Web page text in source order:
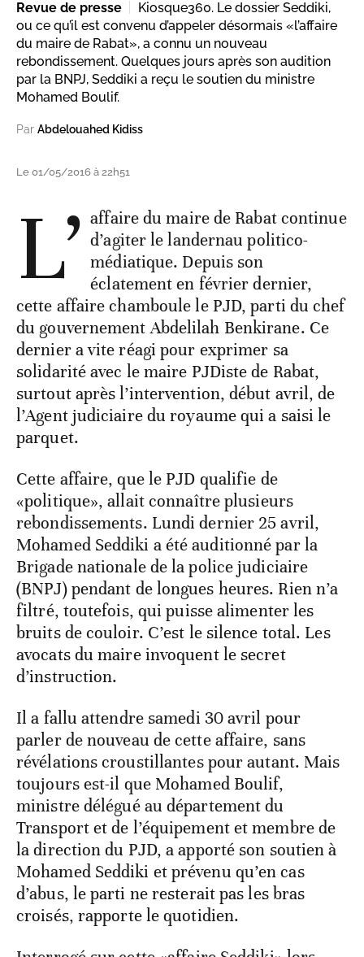
Revue de presse
Kiosque360. Le dossier Seddiki,
ou ce qu’il est convenu d’appeler désormais «l’affaire
du maire de Rabat», a connu un nouveau
rebondissement. Quelques jours après son audition
par la BNPJ, Seddiki a reçu le soutien du ministre
Mohamed Boulif.
Par Abdelouahed Kidiss
Le 01/05/2016 à 22h51
L’ affaire du maire de Rabat continue
d’agiter le landernau politico-
médiatique. Depuis son
éclatement en février dernier,
cette affaire chamboule le PJD, parti du chef
du gouvernement Abdelilah Benkirane. Ce
dernier a vite réagi pour exprimer sa
solidarité avec le maire PJDiste de Rabat,
surtout après l’intervention, début avril, de
l’Agent judiciaire du royaume qui a saisi le
parquet.
Cette affaire, que le PJD qualifie de
«politique», allait connaître plusieurs
rebondissements. Lundi dernier 25 avril,
Mohamed Seddiki a été auditionné par la
Brigade nationale de la police judiciaire
(BNPJ) pendant de longues heures. Rien n’a
filtré, toutefois, qui puisse alimenter les
bruits de couloir. C’est le silence total. Les
avocats du maire invoquent le secret
d’instruction.
Il a fallu attendre samedi 30 avril pour
parler de nouveau de cette affaire, sans
révélations croustillantes pour autant. Mais
toujours est-il que Mohamed Boulif,
ministre délégué au département du
Transport et de l’équipement et membre de
la direction du PJD, a apporté son soutien à
Mohamed Seddiki et prévenu qu’en cas
d’abus, le parti ne resterait pas les bras
croisés, rapporte le quotidien.